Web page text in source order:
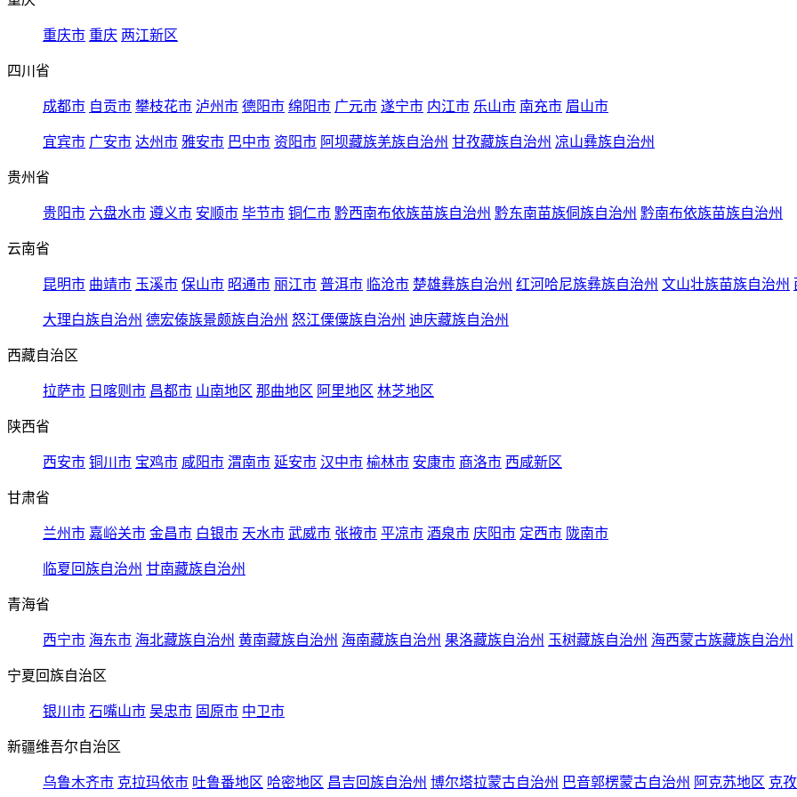
重庆市 重庆 两江新区
四川省
成都市 自贡市 攀枝花市 泸州市 德阳市 绵阳市 广元市 遂宁市 内江市 乐山市 南充市 眉山市
宜宾市 广安市 达州市 雅安市 巴中市 资阳市 阿坝藏族羌族自治州 甘孜藏族自治州 凉山彝族自治州
贵州省
贵阳市 六盘水市 遵义市 安顺市 毕节市 铜仁市 黔西南布依族苗族自治州 黔东南苗族侗族自治州 黔南布依族苗族自治州
云南省
昆明市 曲靖市 玉溪市 保山市 昭通市 丽江市 普洱市 临沧市 楚雄彝族自治州 红河哈尼族彝族自治州 文山壮族苗族自治州
大理白族自治州 德宏傣族景颇族自治州 怒江傈僳族自治州 迪庆藏族自治州
西藏自治区
拉萨市 日喀则市 昌都市 山南地区 那曲地区 阿里地区 林芝地区
陕西省
西安市 铜川市 宝鸡市 咸阳市 渭南市 延安市 汉中市 榆林市 安康市 商洛市 西咸新区
甘肃省
兰州市 嘉峪关市 金昌市 白银市 天水市 武威市 张掖市 平凉市 酒泉市 庆阳市 定西市 陇南市
临夏回族自治州 甘南藏族自治州
青海省
西宁市 海东市 海北藏族自治州 黄南藏族自治州 海南藏族自治州 果洛藏族自治州 玉树藏族自治州 海西蒙古族藏族自治州
宁夏回族自治区
银川市 石嘴山市 吴忠市 固原市 中卫市
新疆维吾尔自治区
乌鲁木齐市 克拉玛依市 吐鲁番地区 哈密地区 昌吉回族自治州 博尔塔拉蒙古自治州 巴音郭楞蒙古自治州 阿克苏地区 克